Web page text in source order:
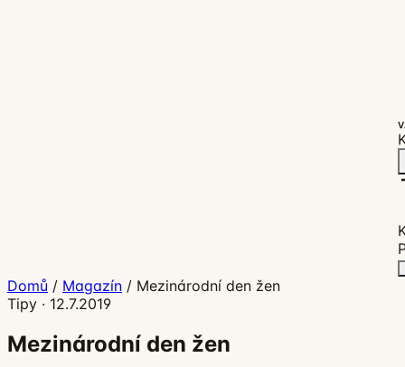
Domů / Magazín / Mezinárodní den žen
Tipy · 12.7.2019
Mezinárodní den žen